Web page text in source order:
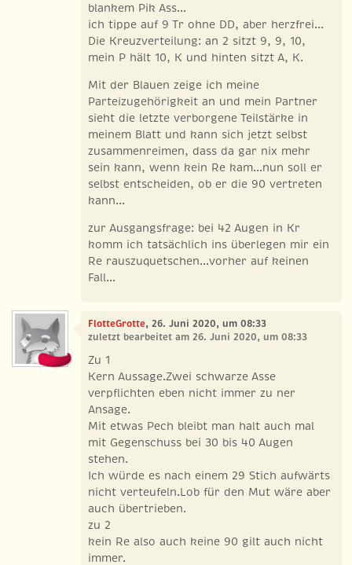
blankem Pik Ass...
ich tippe auf 9 Tr ohne DD, aber herzfrei...
Die Kreuzverteilung: an 2 sitzt 9, 9, 10,
mein P hält 10, K und hinten sitzt A, K.
Mit der Blauen zeige ich meine
Parteizugehörigkeit an und mein Partner
sieht die letzte verborgene Teilstärke in
meinem Blatt und kann sich jetzt selbst
zusammenreimen, dass da gar nix mehr
sein kann, wenn kein Re kam...nun soll er
selbst entscheiden, ob er die 90 vertreten
kann...
zur Ausgangsfrage: bei 42 Augen in Kr
komm ich tatsächlich ins überlegen mir ein
Re rauszuquetschen...vorher auf keinen
Fall...
FlotteGrotte, 26. Juni 2020, um 08:33
zuletzt bearbeitet am 26. Juni 2020, um 08:33
Zu 1
Kern Aussage.Zwei schwarze Asse
verpflichten eben nicht immer zu ner
Ansage.
Mit etwas Pech bleibt man halt auch mal
mit Gegenschuss bei 30 bis 40 Augen
stehen.
Ich würde es nach einem 29 Stich aufwärts
nicht verteufeln.Lob für den Mut wäre aber
auch übertrieben.
zu 2
kein Re also auch keine 90 gilt auch nicht
immer.